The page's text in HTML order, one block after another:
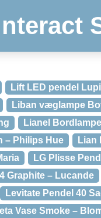
Lift LED pendel
Liban væglampe
Lianel
– Philips Hue
Lian
LG Plisse
Graphite – Lucande
Levitate Pendel 40
Vase Smoke –